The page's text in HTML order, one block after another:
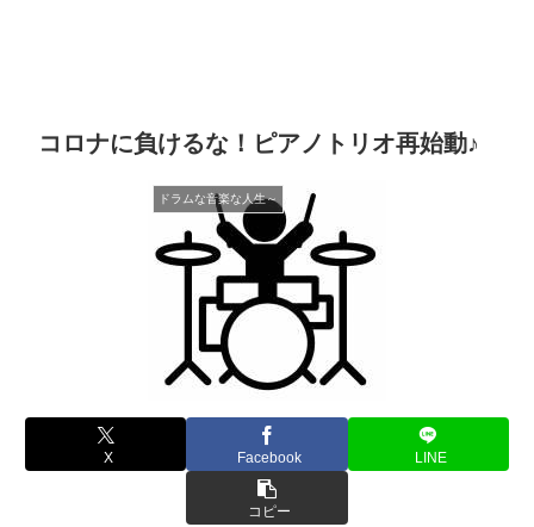
コロナに負けるな！ピアノトリオ再始動♪
ドラムな音楽な人生～
X Facebook LINE
コピー